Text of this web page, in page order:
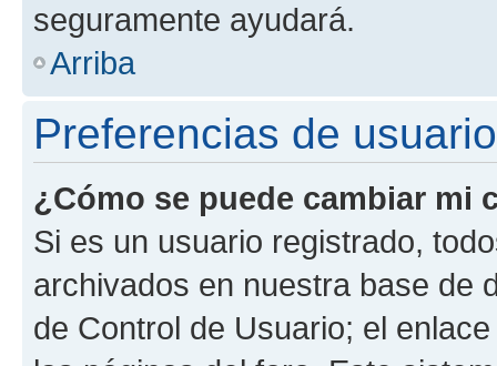
seguramente ayudará.
Arriba
Preferencias de
¿Cómo se puede cambiar mi
Si es un usuario registrado,
archivados en nuestra base de
de Control de Usuario; el